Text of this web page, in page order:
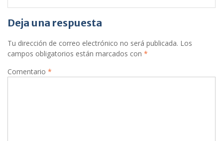
Deja una respuesta
Tu dirección de correo electrónico no será publicada. Los
campos obligatorios están marcados con *
Comentario *